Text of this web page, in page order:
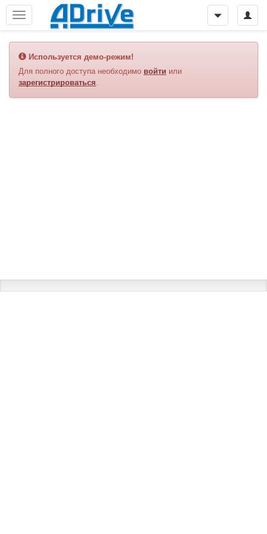
Используется демо-режим!
Для полного доступа необходимо войти или
зарегистрироваться.